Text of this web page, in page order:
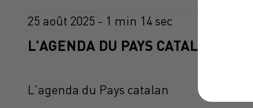
25 août 2025 - 1 min 14 sec
L'AGENDA DU PAYS CATALANS
L'agenda du Pays catalan